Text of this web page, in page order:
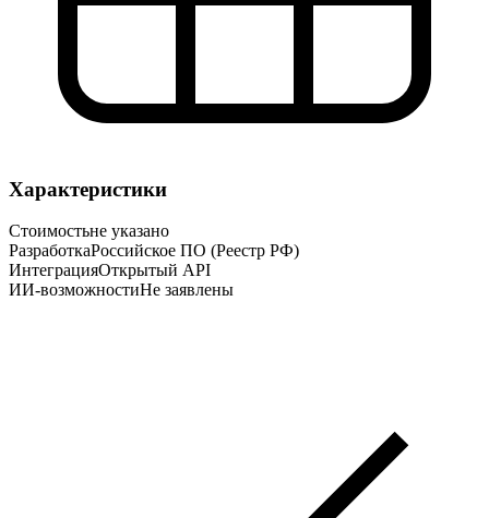
Характеристики
Стоимостьне указано
РазработкаРоссийское ПО (Реестр РФ)
ИнтеграцияОткрытый API
ИИ-возможностиНе заявлены